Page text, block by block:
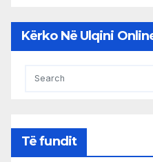
Kërko Në Ulqini
Të fundit